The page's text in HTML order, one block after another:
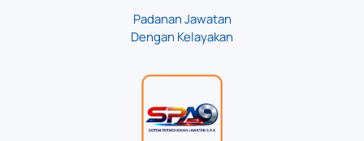
Padanan Jawatan
Dengan Kelayakan